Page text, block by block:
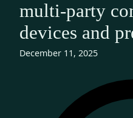
multi-party
devices and
December 11, 2025